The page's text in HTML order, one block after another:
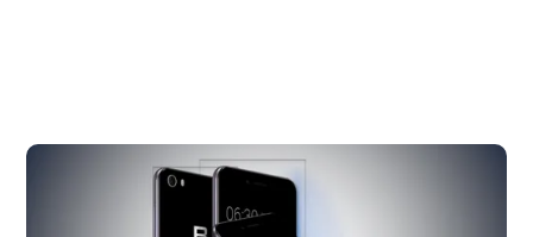
Phản hồi về Bphone từ cộng đồng mạng sau sự
Theo báo cáo nghiên cứu mạng xã hội mới nhất từ Buzzmetrics, thái